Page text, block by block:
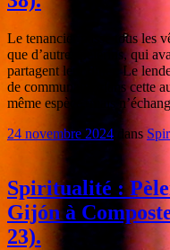
Le tenancier passe tous les
que d’autres pèlerins, qui
partagent leur dîner. Le
de communauté dans cette
même espèce, mais
24 novembre 2024 dans
Spiritualité :
Gijón à
23).